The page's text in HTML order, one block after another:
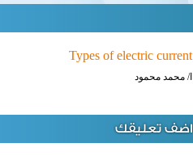
Types of electric current
ا/ محمد محمود
اضف تعليقك